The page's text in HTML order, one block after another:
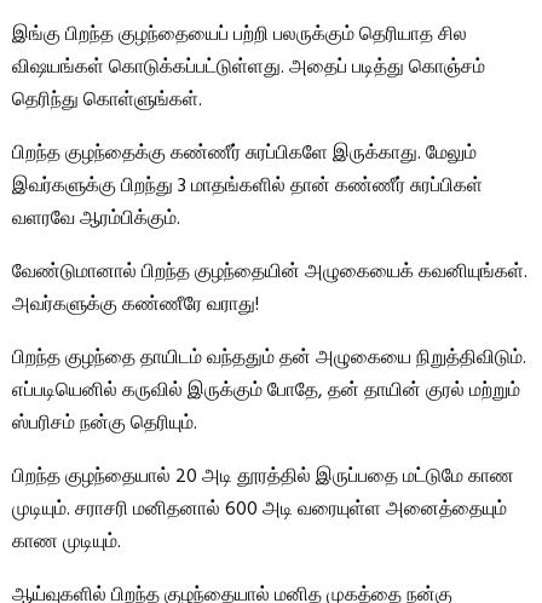
இங்கு பிறந்த குழந்தையைப் பற்றி பலருக்கும் தெரியாத சில
விஷயங்கள் கொடுக்கப்பட்டுள்ளது. அதைப் படித்து கொஞ்சம்
தெரிந்து கொள்ளுங்கள்.
பிறந்த குழந்தைக்கு கண்ணீர் சுரப்பிகளே இருக்காது. மேலும்
இவர்களுக்கு பிறந்து 3 மாதங்களில் தான் கண்ணீர் சுரப்பிகள்
வளரவே ஆரம்பிக்கும்.
வேண்டுமானால் பிறந்த குழந்தையின் அழுகையைக் கவனியுங்கள்.
அவர்களுக்கு கண்ணீரே வராது!
பிறந்த குழந்தை தாயிடம் வந்ததும் தன் அழுகையை நிறுத்திவிடும்.
எப்படியெனில் கருவில் இருக்கும் போதே, தன் தாயின் குரல் மற்றும்
ஸ்பரிசம் நன்கு தெரியும்.
பிறந்த குழந்தையால் 20 அடி தூரத்தில் இருப்பதை மட்டுமே காண
முடியும். சராசரி மனிதனால் 600 அடி வரையுள்ள அனைத்தையும்
காண முடியும்.
ஆய்வுகளில் பிறந்த குழந்தையால் மனித முகத்தை நன்கு